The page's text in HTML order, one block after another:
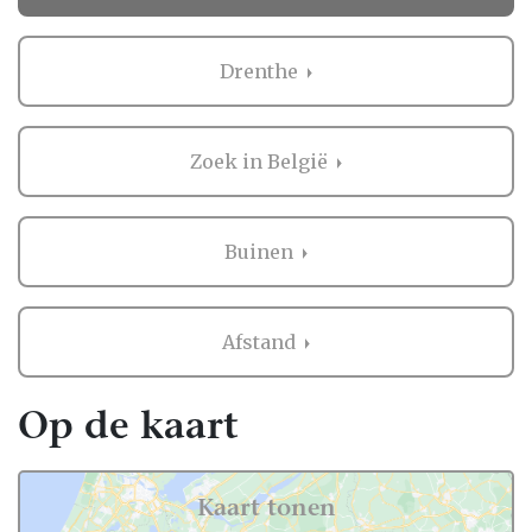
Ervaringen van andere bruidsparen met
Trouwkaarten in Buinen
Zaken regelen voor jullie bruiloft is erg
belangrijk. Het is dus niet zo gek dat je
graag eerst ervaringen van andere
Buinen. Want zij hebben het live ervaren en
zijn natuurlijk kritische beoordelaars!
Daarom hebben wij bij elke professional op
onze website een beoordeling van echte
bruidsparen staan. Indien deze al
beoordeeld is, natuurlijk. Soms vind je
namelijk ook nieuwe professionals op onze
website, en dan is het misschien wel aan
jullie om de eerste beoordeling te schrijven!
Drenthe
Zoek in België
Buinen
Afstand
Op de kaart
Kaart tonen